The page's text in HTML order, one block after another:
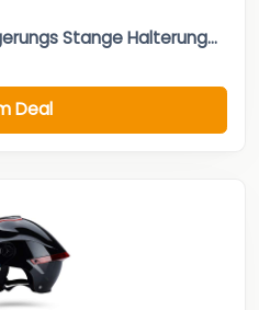
Stange Halterung...
Deal